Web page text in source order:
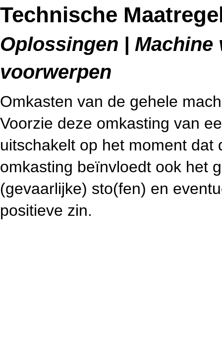
Technische
Oplossingen |
voorwerpen
Omkasten van de gehele
Voorzie deze omkasting van
uitschakelt op het moment
omkasting beïnvloedt ook het
(gevaarlijke) sto(fen) en
positieve zin.